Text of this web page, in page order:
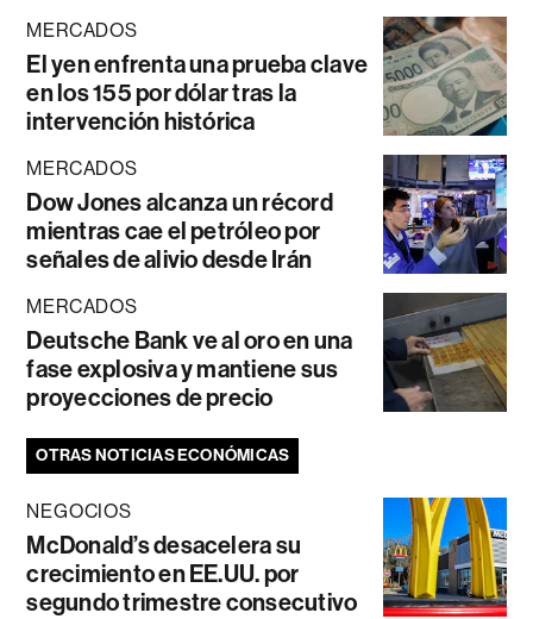
MERCADOS
El yen enfrenta una prueba clave
en los 155 por dólar tras la
intervención histórica
MERCADOS
Dow Jones alcanza un récord
mientras cae el petróleo por
señales de alivio desde Irán
MERCADOS
Deutsche Bank ve al oro en una
fase explosiva y mantiene sus
proyecciones de precio
OTRAS NOTICIAS ECONÓMICAS
NEGOCIOS
McDonald’s desacelera su
crecimiento en EE.UU. por
segundo trimestre consecutivo